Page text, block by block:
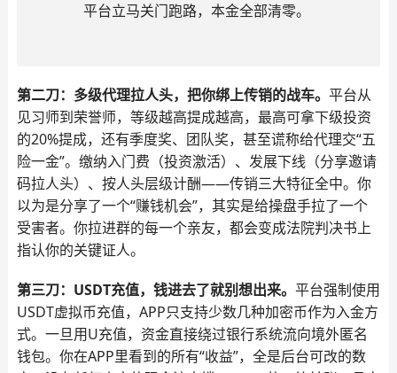
平台立马关门跑路，本金全部清零。
第二刀：多级代理拉人头，把你绑上传销的战车。 平台从
见习师到荣誉师，等级越高提成越高，最高可拿下级投资
的20%提成，还有季度奖、团队奖，甚至谎称给代理交“五
险一金”。缴纳入门费（投资激活）、发展下线（分享邀请
码拉人头）、按人头层级计酬——传销三大特征全中。你
以为是分享了一个“赚钱机会”，其实是给操盘手拉了一个
受害者。你拉进群的每一个亲友，都会变成法院判决书上
指认你的关键证人。
第三刀：USDT充值，钱进去了就别想出来。 平台强制使用
USDT虚拟币充值，APP只支持少数几种加密币作为入金方
式。一旦用U充值，资金直接绕过银行系统流向境外匿名
钱包。你在APP里看到的所有“收益”，全是后台可改的数